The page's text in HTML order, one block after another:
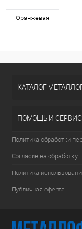
Оранжевая
КАТАЛОГ
ПОМОЩЬ И
Политика обработки
Согласие на
Политика
Публичная оферта